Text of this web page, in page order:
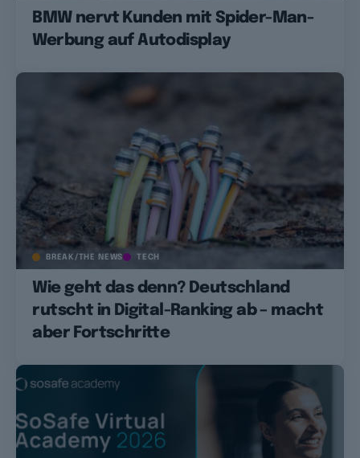
BMW nervt Kunden mit Spider-Man-
Werbung auf Autodisplay
BREAK/THE NEWS TECH
Wie geht das denn? Deutschland
rutscht in Digital-Ranking ab – macht
aber Fortschritte